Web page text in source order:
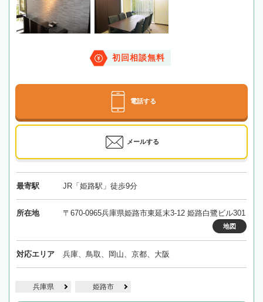
初回相談無料
電話する
メールする
最寄駅 JR「姫路駅」徒歩9分
所在地 〒670-0965兵庫県姫路市東延末3-12 姫路白鷺ビル301
地図
対応エリア 兵庫、鳥取、岡山、京都、大阪
兵庫県 姫路市